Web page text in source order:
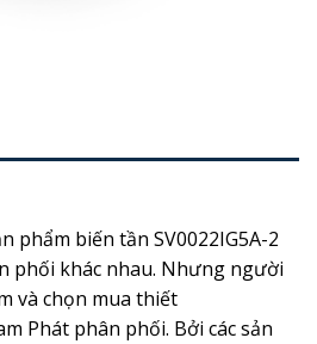
phẩm biến tần SV0022IG5A-2
phối khác nhau. Nhưng người
và chọn mua thiết
Phát phân phối. Bởi các sản